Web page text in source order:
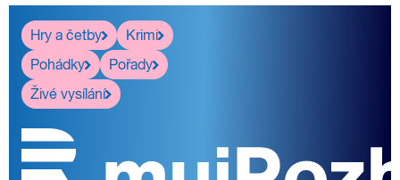
Hry a četby
Krimi
Pohádky
Pořady
Živé vysílání